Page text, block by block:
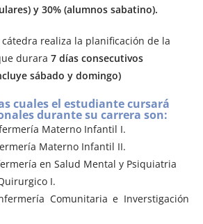
y 30% (alumnos sabatino).
cátedra realiza la planificación de la
durara 7 días consecutivos
sábado y domingo)
cuales el estudiante cursará
durante su carrera son:
Materno Infantil I.
Materno Infantil II.
en Salud Mental y Psiquiatria
I.
Comunitaria e Inverstigación